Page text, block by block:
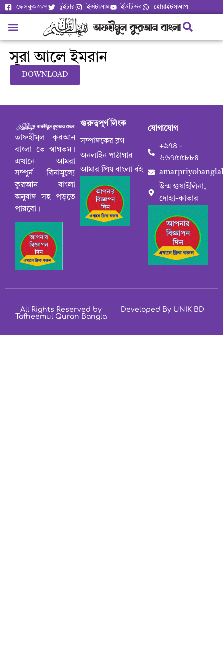
ফেসবুক গ্রুপ টুইটার ইন্সটাগ্রাম ইউটিউব হোয়াইটসআপ
সূরা আলে ইমরান
DOWNLOAD
তাফহীমুল কুরআন
বাংলা তে স্বাগতম।
এখানে আমরা
সম্পুর্ন বিনামূল্যে
কুরআন বাংলা
অনুবাদ সহ পড়তে
পারবো।
গুরুত্বপূর্ণ লিংক
সম্পাদকের ব্লগ
অনলাইন পাঠাগার
আমার প্রিয় বাংলা বই
যোগাযোগ
+৯৭৪ -
৬৬৭৫৫৮৮৪
উম্ম গুয়াইলিনা,
দোহা-কাতার
All Rights Reserved by
Tafheemul Quran Bangla
Developed By UNIK BD